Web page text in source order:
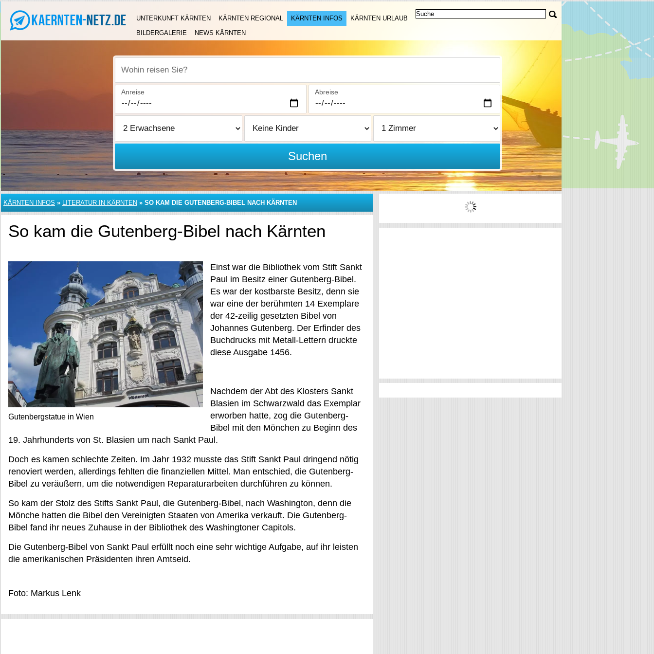
UNTERKUNFT KÄRNTEN KÄRNTEN REGIONAL KÄRNTEN INFOS
KÄRNTEN URLAUB
BILDERGALERIE
NEWS KÄRNTEN
Wohin reisen Sie?
Anreise Abreise
Suchen
KÄRNTEN INFOS » LITERATUR IN KÄRNTEN » SO KAM DIE GUTENBERG-BIBEL NACH KÄRNTEN
So kam die Gutenberg-Bibel nach Kärnten
Gutenbergstatue in Wien
Einst war die Bibliothek vom Stift Sankt
Paul im Besitz einer Gutenberg-Bibel.
Es war der kostbarste Besitz, denn sie
war eine der berühmten 14 Exemplare
der 42-zeilig gesetzten Bibel von
Johannes Gutenberg. Der Erfinder des
Buchdrucks mit Metall-Lettern druckte
diese Ausgabe 1456.
Nachdem der Abt des Klosters Sankt
Blasien im Schwarzwald das Exemplar
erworben hatte, zog die Gutenberg-
Bibel mit den Mönchen zu Beginn des
19. Jahrhunderts von St. Blasien um nach Sankt Paul.
Doch es kamen schlechte Zeiten. Im Jahr 1932 musste das Stift Sankt Paul dringend nötig
renoviert werden, allerdings fehlten die finanziellen Mittel. Man entschied, die Gutenberg-
Bibel zu veräußern, um die notwendigen Reparaturarbeiten durchführen zu können.
So kam der Stolz des Stifts Sankt Paul, die Gutenberg-Bibel, nach Washington, denn die
Mönche hatten die Bibel den Vereinigten Staaten von Amerika verkauft. Die Gutenberg-
Bibel fand ihr neues Zuhause in der Bibliothek des Washingtoner Capitols.
Die Gutenberg-Bibel von Sankt Paul erfüllt noch eine sehr wichtige Aufgabe, auf ihr leisten
die amerikanischen Präsidenten ihren Amtseid.
Foto: Markus Lenk